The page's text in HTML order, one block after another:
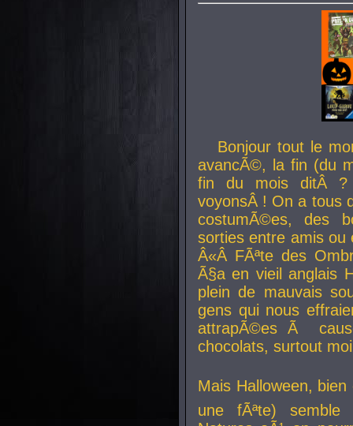
Bonjour tout le
avancÃ©, la fin (du
fin du mois ditÂ ?
voyonsÂ ! On a tous
costumÃ©es, des
sorties entre amis
Â«Â FÃªte des
Ã§a en vieil anglais
plein de mauvais
gens qui nous
attrapÃ©es Ã
chocolats, surtout
Mais Halloween, bien
une fÃªte) semble